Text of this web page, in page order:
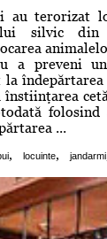
au terorizat
silvic
a preveni
înstiinţarea
folosind
...
, locuinte, jandarmi